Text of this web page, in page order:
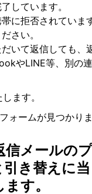
しています。
に拒否されていま
さい。
いて返信しても、
やLINE等、別の
ます。
ォームが見つかりま
信メールの
き替えに当
す。